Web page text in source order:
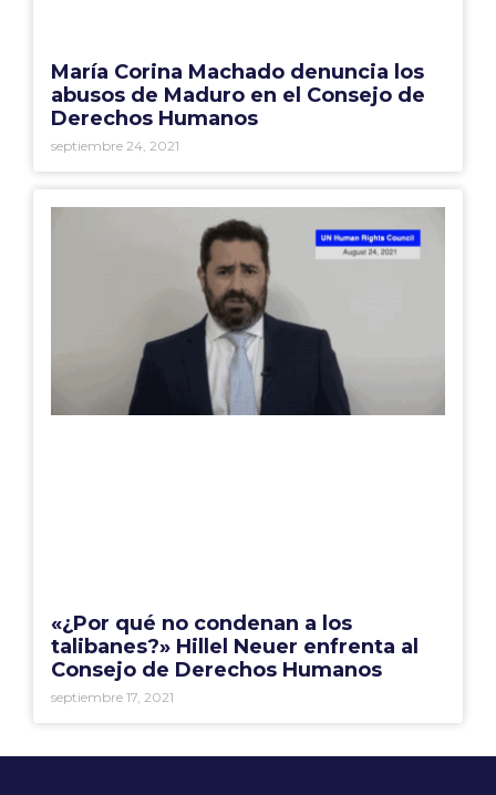
María Corina Machado denuncia los
abusos de Maduro en el Consejo de
Derechos Humanos
septiembre 24, 2021
«¿Por qué no condenan a los
talibanes?» Hillel Neuer enfrenta al
Consejo de Derechos Humanos
septiembre 17, 2021